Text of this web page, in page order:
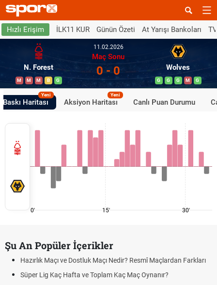
Hızlı Erişim İLK11 KUR Günün Özeti At Yarışı Bankoları
N. Forest
M M M B G
11.02.2026
Maç Sonu
0 - 0 Wolves
G G G M G
Baskı Haritası
Yeni
Aksiyon Haritası
Yeni
Canlı Puan Durumu
0' 15' 30'
Şu An Popüler İçerikler
Hazırlık Maçı ve Dostluk Maçı Nedir? Resmî Maçlardan Farkları
Süper Lig Kaç Hafta ve Toplam Kaç Maç Oynanır?